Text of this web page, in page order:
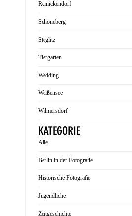
Reinickendorf
Schöneberg
Steglitz
Tiergarten
Wedding
Weißensee
Wilmersdorf
KATEGORIE
Alle
Berlin in der Fotografie
Historische Fotografie
Jugendliche
Zeitgeschichte